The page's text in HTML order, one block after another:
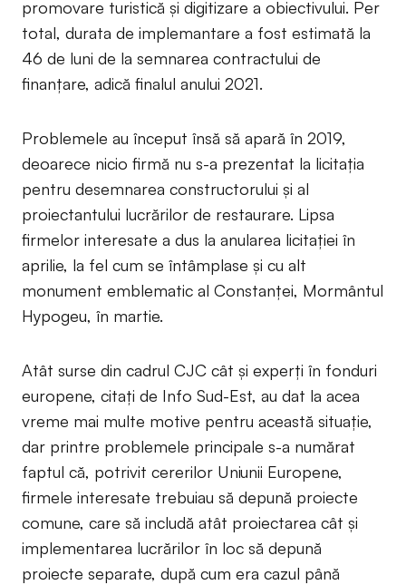
promovare turistică și digitizare a obiectivului. Per
total, durata de implemantare a fost estimată la
46 de luni de la semnarea contractului de
finanțare, adică finalul anului 2021.
Problemele au început însă să apară în 2019,
deoarece nicio firmă nu s-a prezentat la licitația
pentru desemnarea constructorului și al
proiectantului lucrărilor de restaurare. Lipsa
firmelor interesate a dus la anularea licitației în
aprilie, la fel cum se întâmplase și cu alt
monument emblematic al Constanței, Mormântul
Hypogeu, în martie.
Atât surse din cadrul CJC cât și experți în fonduri
europene, citați de Info Sud-Est, au dat la acea
vreme mai multe motive pentru această situație,
dar printre problemele principale s-a numărat
faptul că, potrivit cererilor Uniunii Europene,
firmele interesate trebuiau să depună proiecte
comune, care să includă atât proiectarea cât și
implementarea lucrărilor în loc să depună
proiecte separate, după cum era cazul până